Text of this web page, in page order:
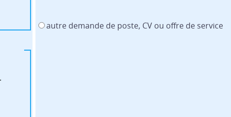
autre demande de poste, CV ou offre de service